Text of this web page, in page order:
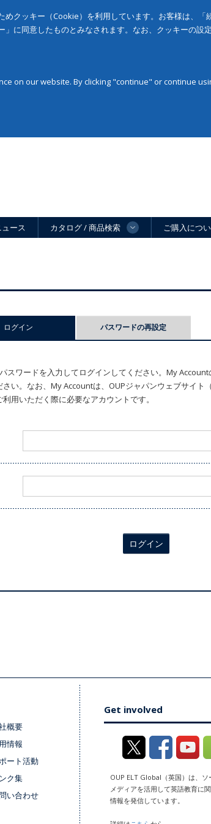
めクッキー（Cookie）を利用しています。お客様は、
に同意したものとみなされます。なお、クッキーの設
on our website. By clicking "continue" or continue
ュース カタログ / 商品検索 ご購入につ
ログイン パスワードの再設定
スワードを入力してログインしてください。My
さい。なお、My Accountは、OUPジャパンウェブサイ
用いただく際に必要なアカウントです。
ログイン
概要
情報
ート活動
ク集
い合わせ
Get involved
OUP ELT Global（英国）は、ソ
メディアを活用して英語教育に
情報を発信しています。